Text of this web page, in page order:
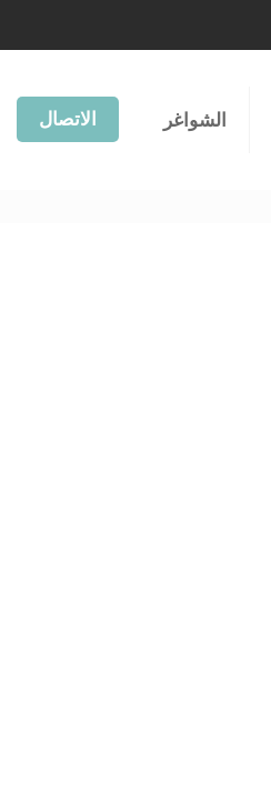
الشواغر الاتصال